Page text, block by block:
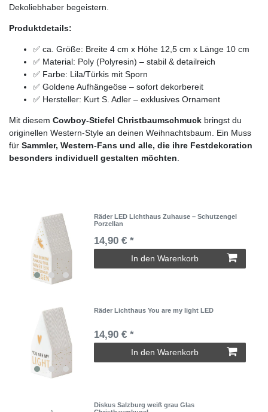
Dekoliebhaber begeistern.
Produktdetails:
✅ ca. Größe: Breite 4 cm x Höhe 12,5 cm x Länge 10 cm
✅ Material: Poly (Polyresin) – stabil & detailreich
✅ Farbe: Lila/Türkis mit Sporn
✅ Goldene Aufhängeöse – sofort dekorbereit
✅ Hersteller: Kurt S. Adler – exklusives Ornament
Mit diesem Cowboy-Stiefel Christbaumschmuck bringst du
originellen Western-Style an deinen Weihnachtsbaum. Ein Muss
für Sammler, Western-Fans und alle, die ihre Festdekoration
besonders individuell gestalten möchten
Räder LED Lichthaus Zuhause – Schutzengel
Porzellan
14,90 € *
In den Warenkorb
Räder Lichthaus You are my light LED
14,90 € *
In den Warenkorb
Diskus Salzburg weiß grau Glas